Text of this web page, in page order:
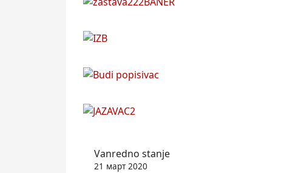
Vanredno stanje
21 март 2020